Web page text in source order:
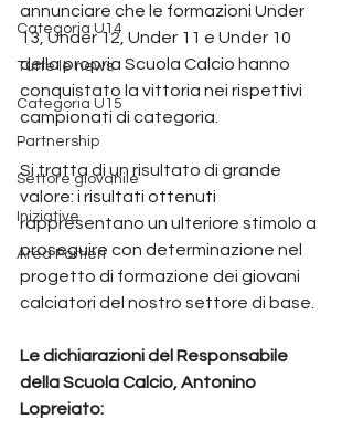
Categoria U14
Tutte le news
Categoria U15
Partnership
Settore giovanile
Iniziative
Area Portieri
annunciare che le formazioni Under
13, Under 12, Under 11 e Under 10
della propria Scuola Calcio hanno
conquistato la vittoria nei rispettivi
campionati di categoria.
Si tratta di un risultato di grande
valore: i risultati ottenuti
rappresentano un ulteriore stimolo a
proseguire con determinazione nel
progetto di formazione dei giovani
calciatori del nostro settore di base.
Le dichiarazioni del Responsabile
della Scuola Calcio, Antonino
Lopreiato: